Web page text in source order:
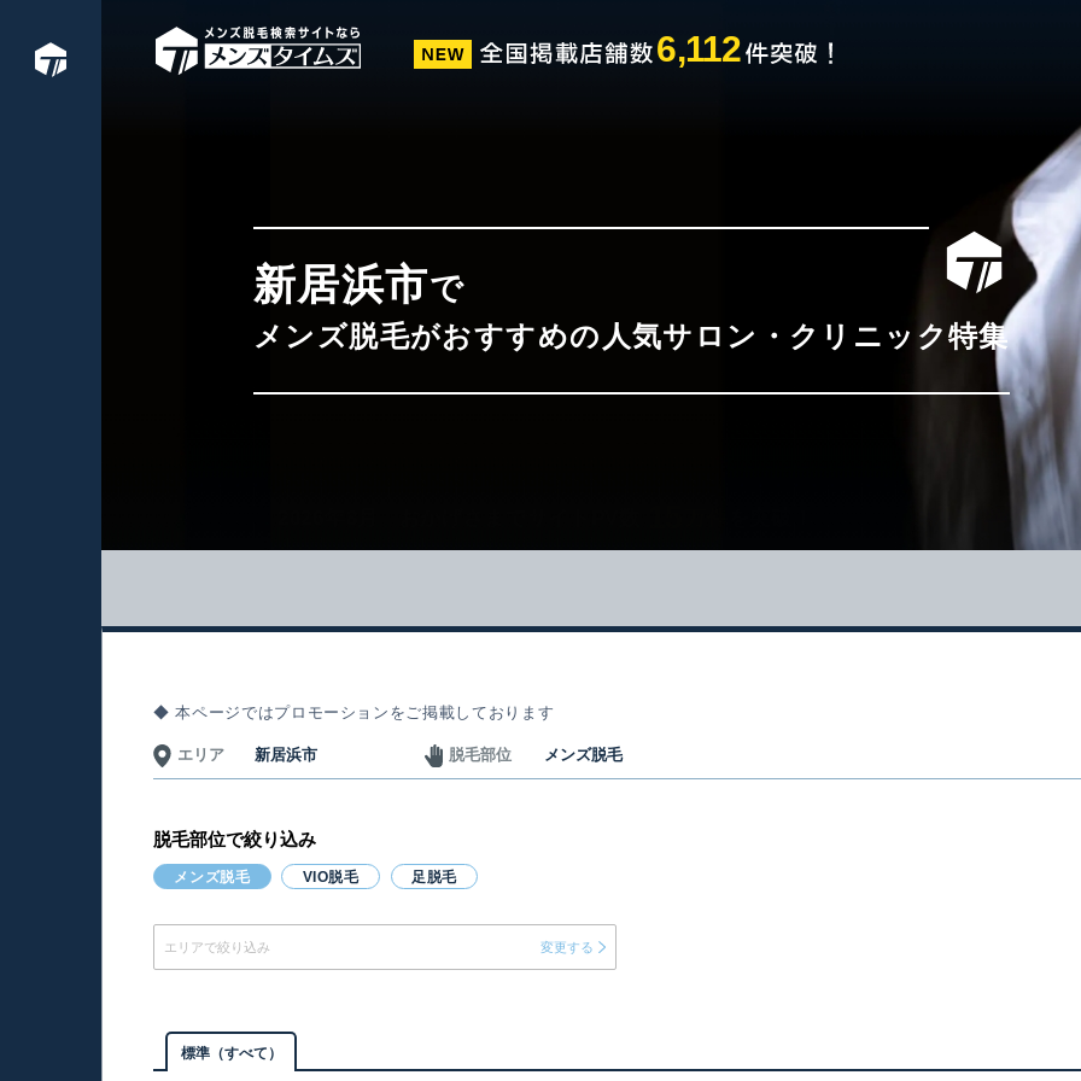
6,112
新居浜市で
メンズ脱毛がおすすめの人気サロン・クリニック特集
◆ 本ページではプロモーションをご掲載しております
エリア 新居浜市 脱毛部位 メンズ脱毛
脱毛部位で絞り込み
メンズ脱毛 VIO脱毛 足脱毛
エリアで絞り込み 変更する
標準（すべて）